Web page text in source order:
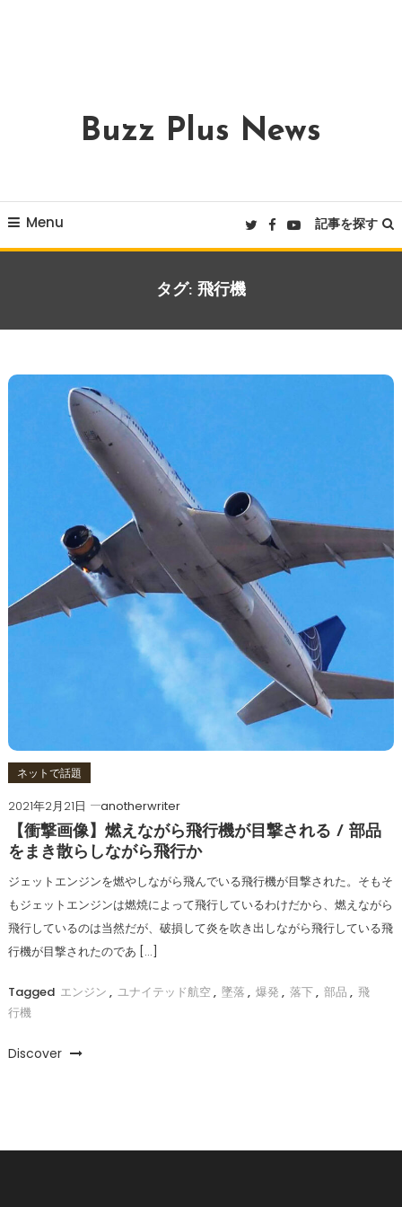
Buzz Plus News
Menu 記事を探す
タグ: 飛行機
ネットで話題
2021年2月21日
anotherwriter
【衝撃画像】燃えながら飛行機が目撃される / 部品
をまき散らしながら飛行か
ジェットエンジンを燃やしながら飛んでいる飛行機が目撃された。そもそ
もジェットエンジンは燃焼によって飛行しているわけだから、燃えながら
飛行しているのは当然だが、破損して炎を吹き出しながら飛行している飛
行機が目撃されたのであ […]
Tagged エンジン , ユナイテッド航空, 墜落 , 爆発 , 落下, 部品 , 飛
行機
Discover